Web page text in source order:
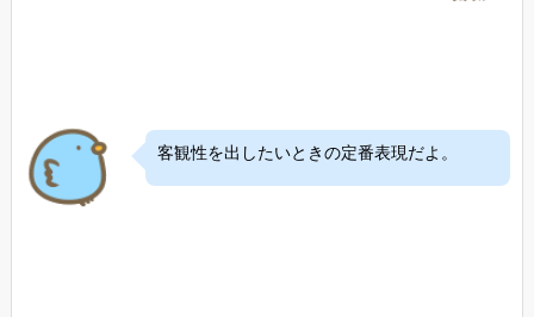
客観性を出したいときの定番表現だよ。